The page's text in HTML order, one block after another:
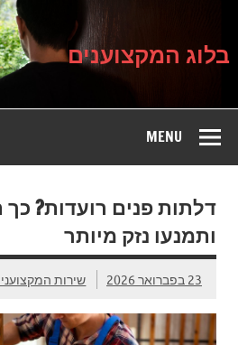
על עיצוב, שיפוץ וטיפוח הבית
בלוג המקצוענים
MENU
דלתות פנים רועדות? כך
ותמנעו נזק מיותר
23 בפברואר 2026 שירות